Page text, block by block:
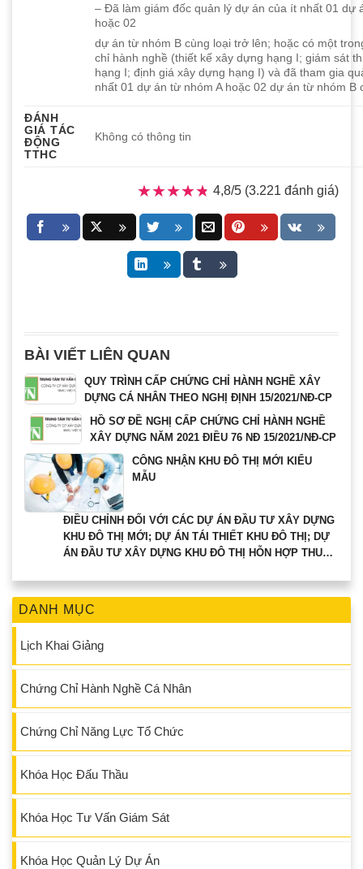
DANH MỤC
Lịch Khai Giảng
Chứng Chỉ Hành Nghề Cá Nhân
Chứng Chỉ Năng Lực Tổ Chức
Khóa Học Đấu Thầu
Khóa Học Tư Vấn Giám Sát
Khóa Học Quản Lý Dự Án
– Đã làm giám đốc quản lý dự án của ít nhất 01 dự
hoặc 02
dự án từ nhóm B cùng loại trở lên; hoặc có một
chỉ hành nghề (thiết kế xây dựng hạng I; giám sát
hạng I; định giá xây dựng hạng I) và đã tham gia
nhất 01 dự án từ nhóm A hoặc 02 dự án từ nhóm B
ĐÁNH
GIÁ TÁC
ĐỘNG
TTHC
Không có thông tin
★★★★★
★★★★★ 4,8/5 (3.221 đánh giá)
BÀI VIẾT LIÊN QUAN
QUY TRÌNH CẤP CHỨNG CHỈ HÀNH NGHỀ XÂY
DỰNG CÁ NHÂN THEO NGHỊ ĐỊNH 15/2021/NĐ-CP
HỒ SƠ ĐỀ NGHỊ CẤP CHỨNG CHỈ HÀNH NGHỀ
XÂY DỰNG NĂM 2021 ĐIỀU 76 NĐ 15/2021/NĐ-CP
CÔNG NHẬN KHU ĐÔ THỊ MỚI KIỂU
MẪU
ĐIỀU CHỈNH ĐỐI VỚI CÁC DỰ ÁN ĐẦU TƯ XÂY DỰNG
KHU ĐÔ THỊ MỚI; DỰ ÁN TÁI THIẾT KHU ĐÔ THỊ; DỰ
ÁN ĐẦU TƯ XÂY DỰNG KHU ĐÔ THỊ HỖN HỢP THUỘC